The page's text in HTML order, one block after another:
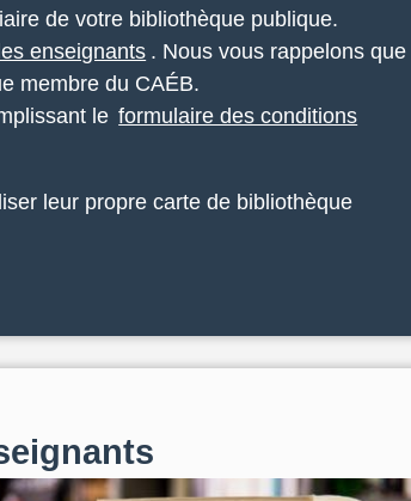
de votre bibliothèque publique.
enseignants . Nous vous rappelons que
membre du CAÉB.
le formulaire des conditions
leur propre carte de bibliothèque